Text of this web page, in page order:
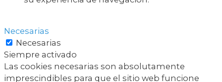
Necesarias
Necesarias
Siempre activado
Las cookies necesarias son absolutamente
imprescindibles para que el sitio web funcione